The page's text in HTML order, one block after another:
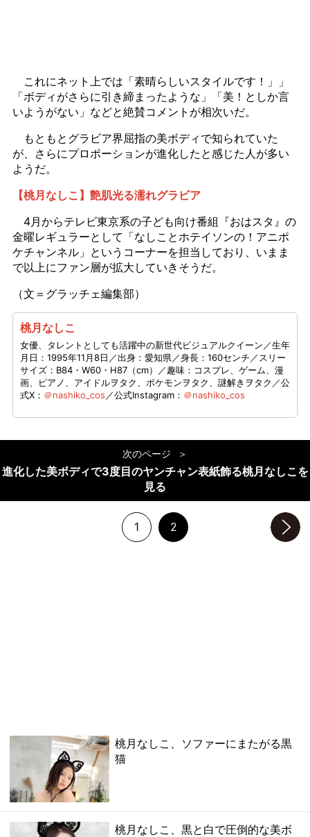
これにネット上では「素晴らしいスタイルです！」」
「ボディがさらに引き締まったような」「美！としか言
いようがない」などと絶賛コメントが相次いだ。
もともとグラビア界屈指の美ボディで知られていた
が、さらにプロポーションが進化したと感じた人が多い
ようだ。
【桃月なしこ】艶肌光る濡れグラビア
4月からテレビ東京系の子ども向け番組『おはスタ』の
金曜レギュラーとして「なしことホテイソンの！アニポ
ケチャンネル」というコーナーを担当しており、いまま
で以上にファン層が拡大していきそうだ。
（文＝グラッチェ編集部）
桃月なしこ
女優、タレントとしても活躍中の新世代ビジュアルクイーン／生年
月日：1995年11月8日／出身：愛知県／身長：160センチ／スリー
サイズ：B84・W60・H87（cm）／趣味：コスプレ、ゲーム、漫
画、ピアノ、アイドルヲタク、ポケモンヲタク、謎解きヲタク／公
式X： ＠nashiko_cos ／公式Instagram： ＠nashiko_cos
次のページ
進化した美ボディで3度目のヤンチャン表紙飾る桃月なしこを
見る
1 2
桃月なしこ、ソファーにまたがる黒
猫
桃月なしこ、黒と白で圧倒的な美ボ